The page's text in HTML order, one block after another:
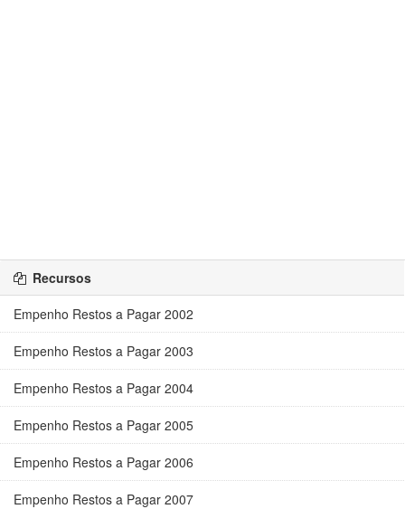
Recursos
Empenho Restos a Pagar 2002
Empenho Restos a Pagar 2003
Empenho Restos a Pagar 2004
Empenho Restos a Pagar 2005
Empenho Restos a Pagar 2006
Empenho Restos a Pagar 2007